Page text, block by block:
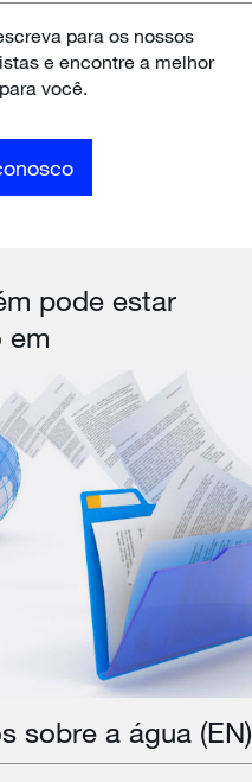
para os nossos
e encontre a melhor
você.
pode estar
em
sobre a água (EN)